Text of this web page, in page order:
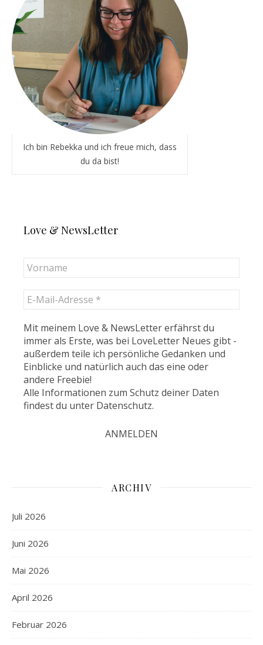
Ich bin Rebekka und ich freue mich, dass
du da bist!
Love & NewsLetter
Mit meinem Love & NewsLetter erfährst du
immer als Erste, was bei LoveLetter Neues gibt -
außerdem teile ich persönliche Gedanken und
Einblicke und natürlich auch das eine oder
andere Freebie!
Alle Informationen zum Schutz deiner Daten
findest du unter Datenschutz.
ARCHIV
Juli 2026
Juni 2026
Mai 2026
April 2026
Februar 2026